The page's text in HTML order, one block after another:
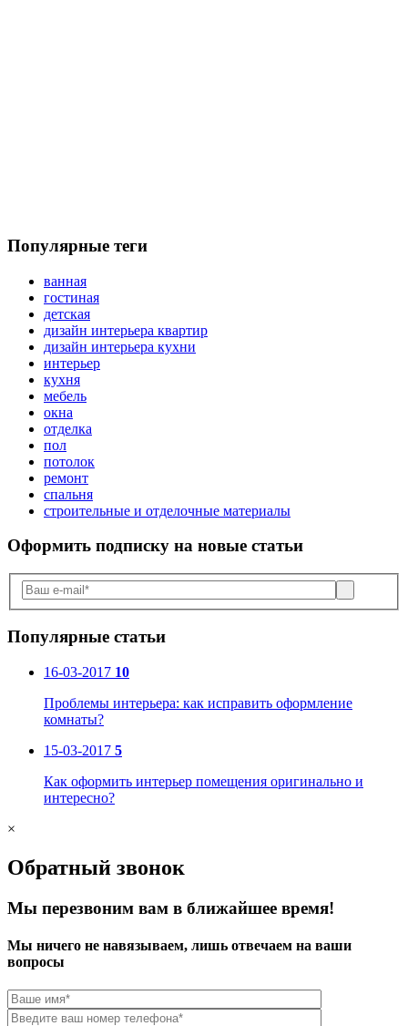
Популярные теги
ванная
гостиная
детская
дизайн интерьера квартир
дизайн интерьера кухни
интерьер
кухня
мебель
окна
отделка
пол
потолок
ремонт
спальня
строительные и отделочные материалы
Оформить подписку на новые статьи
Популярные статьи
16-03-2017 10
Проблемы интерьера: как исправить оформление
комнаты?
15-03-2017 5
Как оформить интерьер помещения оригинально и
интересно?
×
Обратный звонок
Мы перезвоним вам в ближайшее время!
Мы ничего не навязываем, лишь отвечаем на ваши
вопросы